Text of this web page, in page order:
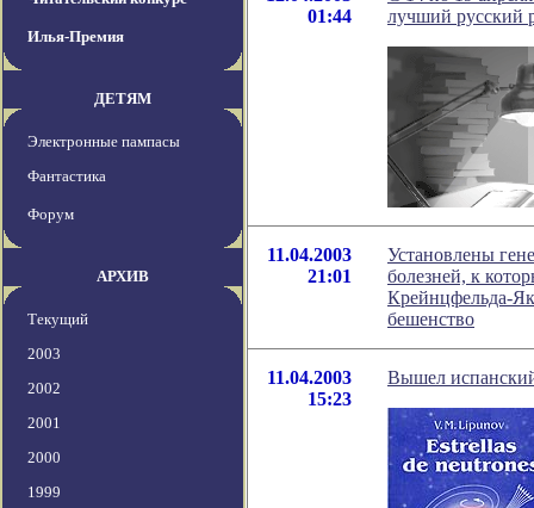
Илья-Премия
ДЕТЯМ
Электронные пампасы
Фантастика
Форум
АРХИВ
Текущий
2003
2002
2001
2000
1999
01:44
лучший русский
11.04.2003
21:01
Установлены
болезней, к
Крейнцфельда-
бешенство
11.04.2003
15:23
Вышел